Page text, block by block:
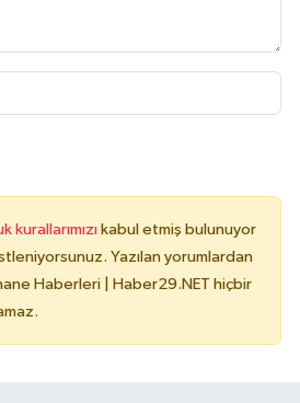
kurallarımızı kabul etmiş bulunuyor
Yazılan yorumlardan
Haberleri | Haber29.NET hiçbir